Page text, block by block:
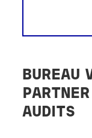
BUREAU
AUDITS